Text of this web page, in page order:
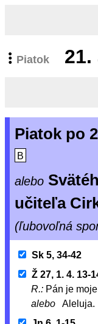
Piatok 21.
Piatok po
B
alebo
učiteľa
(ľubovoľná
Sk 5, 34-42
Ž 27, 1. 4. 13-
R.: Pán je
alebo
Aleluja.